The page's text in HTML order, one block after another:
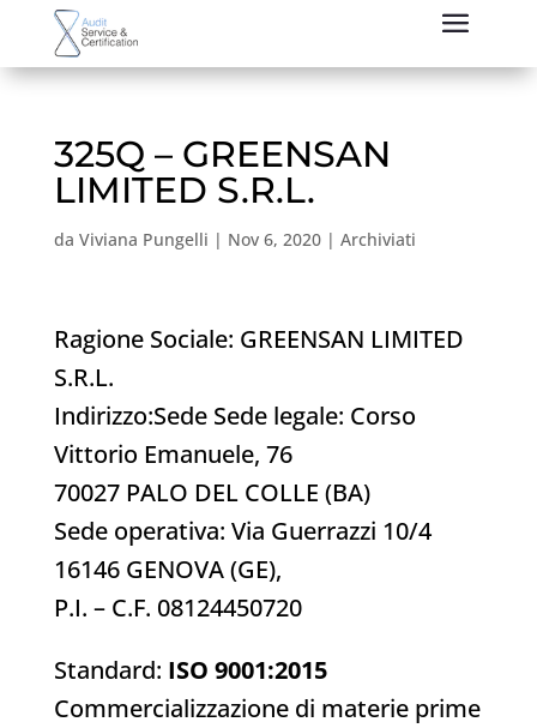
325Q – GREENSAN
LIMITED S.R.L.
da Viviana Pungelli | Nov 6, 2020| Archiviati
Ragione Sociale: GREENSAN LIMITED
S.R.L.
Indirizzo:Sede Sede legale: Corso
Vittorio Emanuele, 76
70027 PALO DEL COLLE (BA)
Sede operativa: Via Guerrazzi 10/4
16146 GENOVA (GE),
P.I. – C.F. 08124450720
Standard: ISO 9001:2015
Commercializzazione di materie prime